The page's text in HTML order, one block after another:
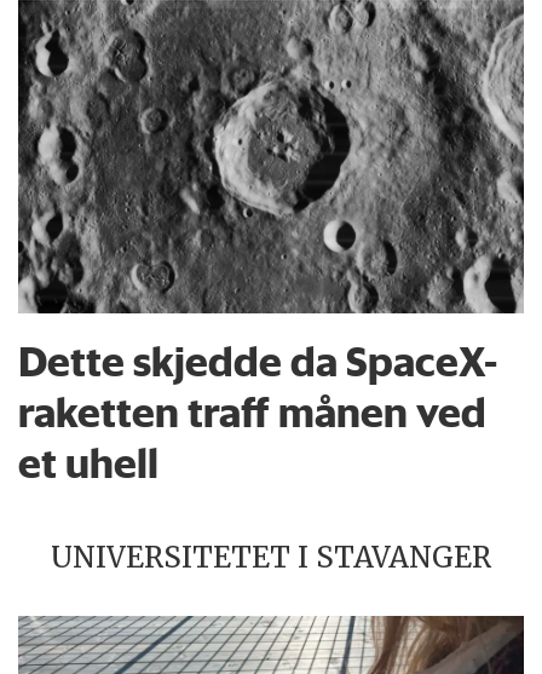
Dette skjedde da SpaceX-
raketten traff månen ved
et uhell
UNIVERSITETET I STAVANGER